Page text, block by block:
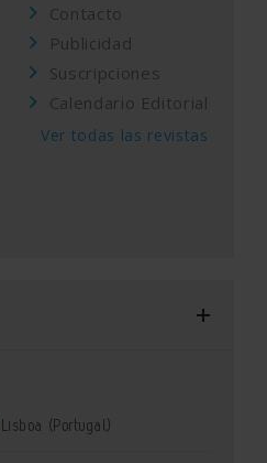
Contacto
Publicidad
Suscripciones
Calendario Editorial
Ver todas las revistas
Lisboa (Portugal)